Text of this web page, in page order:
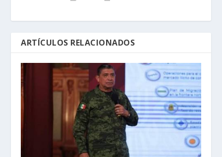
ARTÍCULOS RELACIONADOS